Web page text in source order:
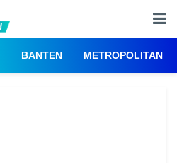
BANTEN METROPOLITAN